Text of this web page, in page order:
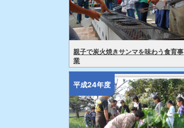
親子で炭火焼きサンマを味わう食育事
業
平成24年度